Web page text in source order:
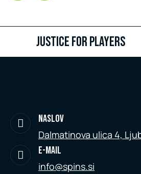
Justice for Players
naslov
Dalmatinova ulica 4,
E-MAIL
info@spins.si